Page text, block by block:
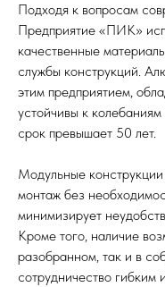
Подходя к вопросам
Предприятие «ПИК»
качественные
службы конструкций.
этим предприятием,
устойчивы к
срок превышает 50 лет.
Модульные
монтаж без
минимизирует
Кроме того, наличие
разобранном, так и в
сотрудничество гибким